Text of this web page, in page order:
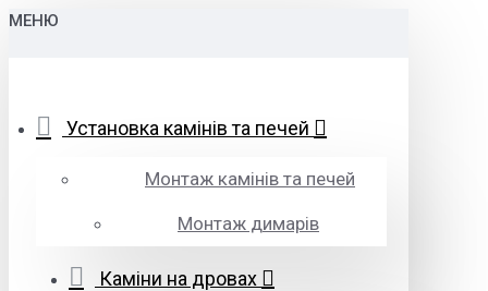
МЕНЮ
Установка камінів та печей
Монтаж камінів та печей
Монтаж димарів
Каміни на дровах